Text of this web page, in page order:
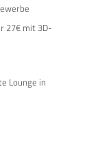
27€ mit 3D-
Lounge in